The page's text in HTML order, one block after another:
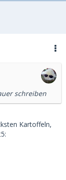
schreiben
Kartoffeln,